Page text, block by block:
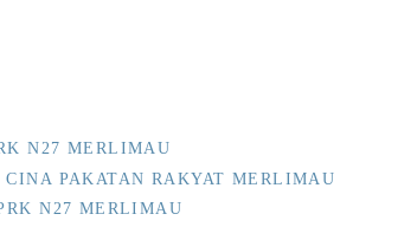
N27 MERLIMAU
PAKATAN RAKYAT MERLIMAU
N27 MERLIMAU